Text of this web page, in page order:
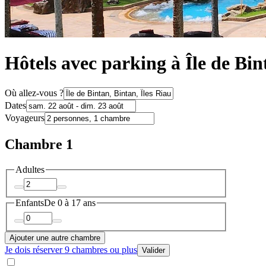
Hôtels avec parking à Île de
Où allez-vous ?
Dates
Voyageurs
Chambre 1
Adultes
EnfantsDe 0 à 17 ans
Ajouter une autre chambre
Je dois réserver 9 chambres ou plus Valider